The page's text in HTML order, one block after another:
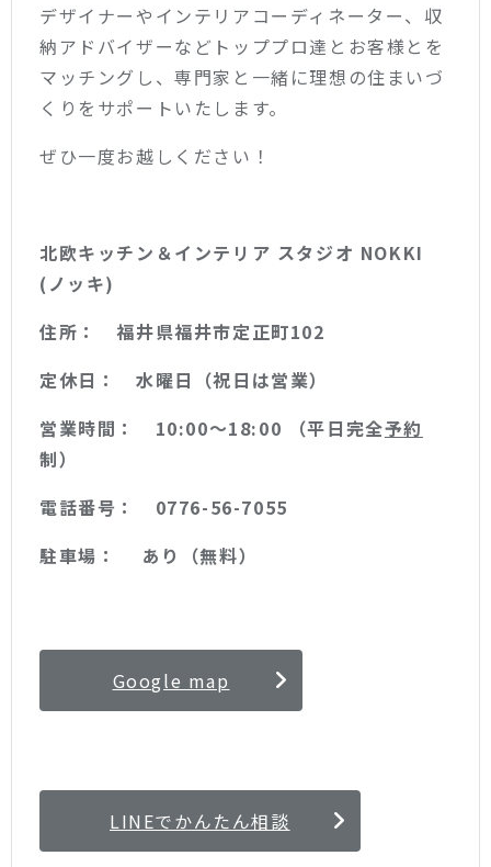
デザイナーやインテリアコーディネーター、収
納アドバイザーなどトッププロ達とお客様とを
マッチングし、専門家と一緒に理想の住まいづ
くりをサポートいたします。
ぜひ一度お越しください！
北欧キッチン＆インテリア スタジオ NOKKI
(ノッキ)
住所： 福井県福井市定正町102
定休日： 水曜日（祝日は営業）
営業時間： 10:00〜18:00 （平日完全予約
制）
電話番号： 0776-56-7055
駐車場： あり（無料）
Google map
LINEでかんたん相談